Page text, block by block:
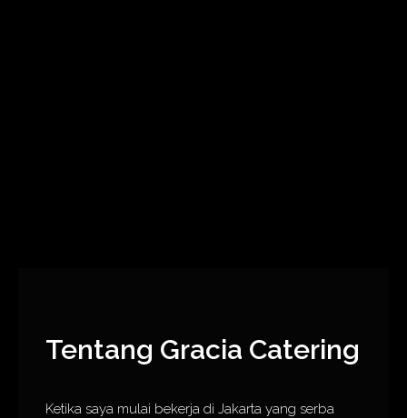
Tentang Gracia Catering
Ketika saya mulai bekerja di Jakarta yang serba